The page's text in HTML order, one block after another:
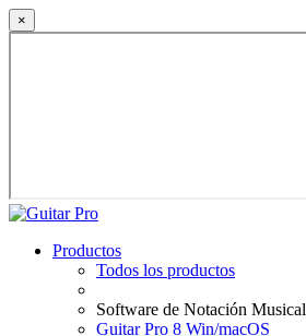
×
Productos
Todos los productos
Software de Notación Musical
Guitar Pro 8 Win/macOS